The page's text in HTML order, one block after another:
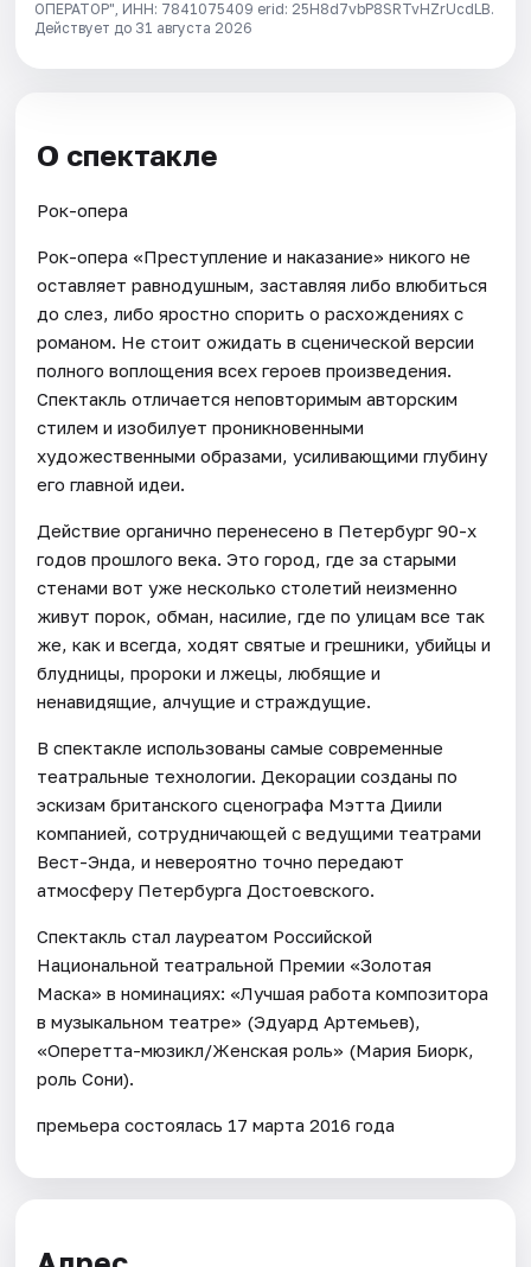
ОПЕРАТОР", ИНН: 7841075409 erid: 25H8d7vbP8SRTvHZrUcdLB.
Действует до 31 августа 2026
О спектакле
Рок-опера
Рок-опера «Преступление и наказание» никого не
оставляет равнодушным, заставляя либо влюбиться
до слез, либо яростно спорить о расхождениях с
романом. Не стоит ожидать в сценической версии
полного воплощения всех героев произведения.
Спектакль отличается неповторимым авторским
стилем и изобилует проникновенными
художественными образами, усиливающими глубину
его главной идеи.
Действие органично перенесено в Петербург 90-х
годов прошлого века. Это город, где за старыми
стенами вот уже несколько столетий неизменно
живут порок, обман, насилие, где по улицам все так
же, как и всегда, ходят святые и грешники, убийцы и
блудницы, пророки и лжецы, любящие и
ненавидящие, алчущие и страждущие.
В спектакле использованы самые современные
театральные технологии. Декорации созданы по
эскизам британского сценографа Мэтта Диили
компанией, сотрудничающей с ведущими театрами
Вест-Энда, и невероятно точно передают
атмосферу Петербурга Достоевского.
Спектакль стал лауреатом Российской
Национальной театральной Премии «Золотая
Маска» в номинациях: «Лучшая работа композитора
в музыкальном театре» (Эдуард Артемьев),
«Оперетта-мюзикл/Женская роль» (Мария Биорк,
роль Сони).
премьера состоялась 17 марта 2016 года